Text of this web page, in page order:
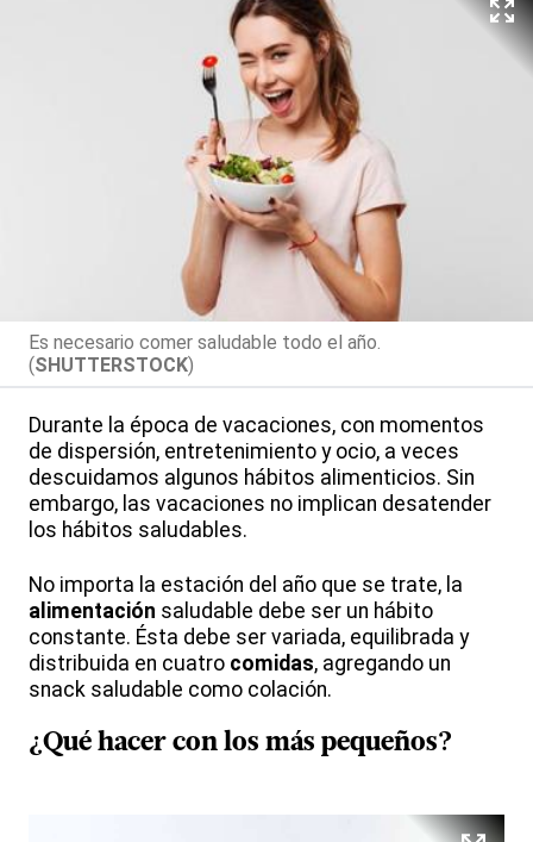
Es necesario comer saludable todo el año.
(SHUTTERSTOCK)
Durante la época de vacaciones, con momentos
de dispersión, entretenimiento y ocio, a veces
descuidamos algunos hábitos alimenticios. Sin
embargo, las vacaciones no implican desatender
los hábitos saludables.
No importa la estación del año que se trate, la
alimentación saludable debe ser un hábito
constante. Ésta debe ser variada, equilibrada y
distribuida en cuatro comidas, agregando un
snack saludable como colación.
¿Qué hacer con los más pequeños?